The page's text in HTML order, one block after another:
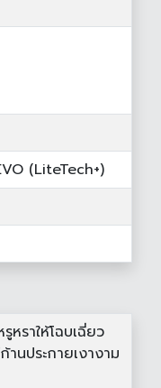
(LiteTech+)
หราให้โฉบเฉี่ยว
านประกายเงางาม